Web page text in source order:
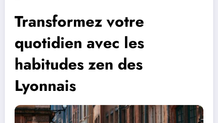
Transformez votre
quotidien avec les
habitudes zen des
Lyonnais